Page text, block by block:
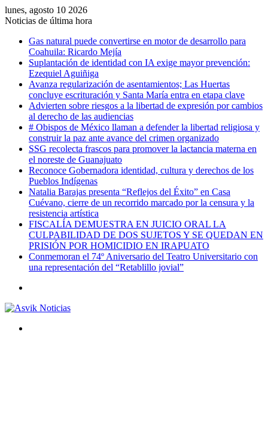
lunes, agosto 10 2026
Noticias de última hora
Gas natural puede convertirse en motor de desarrollo para
Coahuila: Ricardo Mejía
Suplantación de identidad con IA exige mayor prevención:
Ezequiel Aguiñiga
Avanza regularización de asentamientos; Las Huertas
concluye escrituración y Santa María entra en etapa clave
Advierten sobre riesgos a la libertad de expresión por cambios
al derecho de las audiencias
# Obispos de México llaman a defender la libertad religiosa y
construir la paz ante avance del crimen organizado
SSG recolecta frascos para promover la lactancia materna en
el noreste de Guanajuato
Reconoce Gobernadora identidad, cultura y derechos de los
Pueblos Indígenas
Natalia Barajas presenta “Reflejos del Éxito” en Casa
Cuévano, cierre de un recorrido marcado por la censura y la
resistencia artística
FISCALÍA DEMUESTRA EN JUICIO ORAL LA
CULPABILIDAD DE DOS SUJETOS Y SE QUEDAN EN
PRISIÓN POR HOMICIDIO EN IRAPUATO
Conmemoran el 74º Aniversario del Teatro Universitario con
una representación del “Retablillo jovial”